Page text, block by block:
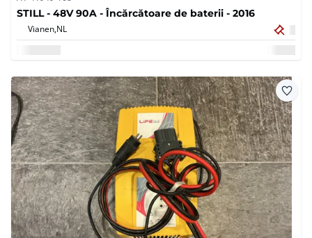
STILL - 48V 90A - Încărcătoare de baterii - 2016
Vianen,NL